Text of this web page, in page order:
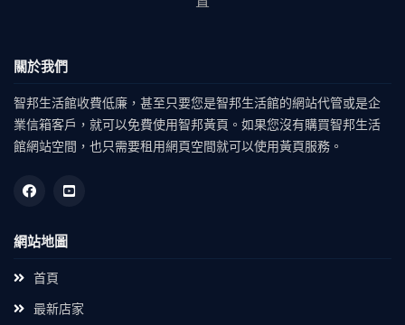
關於我們
智邦生活館收費低廉，甚至只要您是智邦生活館的網站代管或是企
業信箱客戶，就可以免費使用智邦黃頁。如果您沒有購買智邦生活
館網站空間，也只需要租用網頁空間就可以使用黃頁服務。
網站地圖
首頁
最新店家